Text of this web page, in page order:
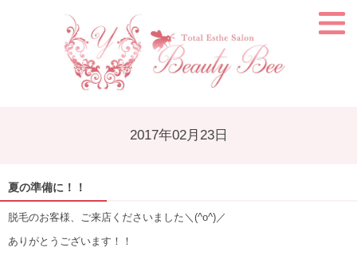
2017年02月23日
夏の準備に！！
脱毛のお客様、ご来店くださいました＼(^o^)／
ありがとうございます！！